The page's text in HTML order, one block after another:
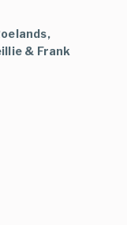
& Frank